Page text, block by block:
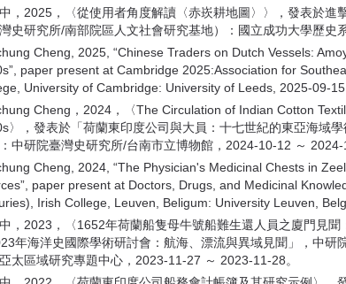
，2025，〈從使用者角度解讀〈赤崁耕地圖〉〉，發表於進
灣史研究所/南部院區人文社會研究基地）：國立成功大學歷史
Cheng, 2025, “Chinese Traders on Dutch Vessels:
paper present at Cambridge 2025:Association for
University of Cambridge: University of Leeds, 2025-09-
Cheng，2024，〈The Circulation of Indian Cotton
〉，發表於「荷蘭東印度公司與大員：十七世紀的東亞海域
中研院臺灣史研究所/台南市立博物館，2024-10-12 ～ 2024-
Cheng, 2024, “The Physician's Medicinal Chests in
paper present at Doctors, Drugs, and Medicinal
Irish College, Leuven, Beligum: University Leuven,
，2023，〈1652年荷蘭船隻母牛號船難生還人員之廈門見
年海洋史國際學術研討會：航海、漂流與異域見聞」，中
太區域研究專題中心，2023-11-27 ～ 2023-11-28。